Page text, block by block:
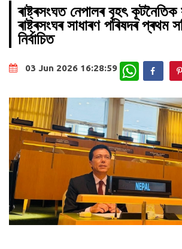
ৰাষ্ট্ৰসংঘত নেপালৰ বৃহৎ
ৰাষ্ট্ৰসংঘৰ সাধাৰণ পৰিষদৰ প্ৰথম
নিৰ্বাচিত
03 Jun 2026 16:28:59 WhatsApp